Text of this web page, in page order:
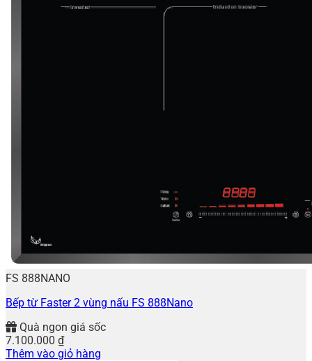
FS 888NANO
Bếp từ Faster 2 vùng nấu FS 888Nano
Quà ngon giá sốc
7.100.000 ₫
Thêm vào giỏ hàng